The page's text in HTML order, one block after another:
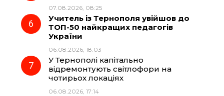
07.08.2026, 08:25
Учитель із Тернополя увійшов до
ТОП-50 найкращих педагогів
України
06.08.2026, 18:03
У Тернополі капітально
відремонтують світлофори на
чотирьох локаціях
06.08.2026, 17:14